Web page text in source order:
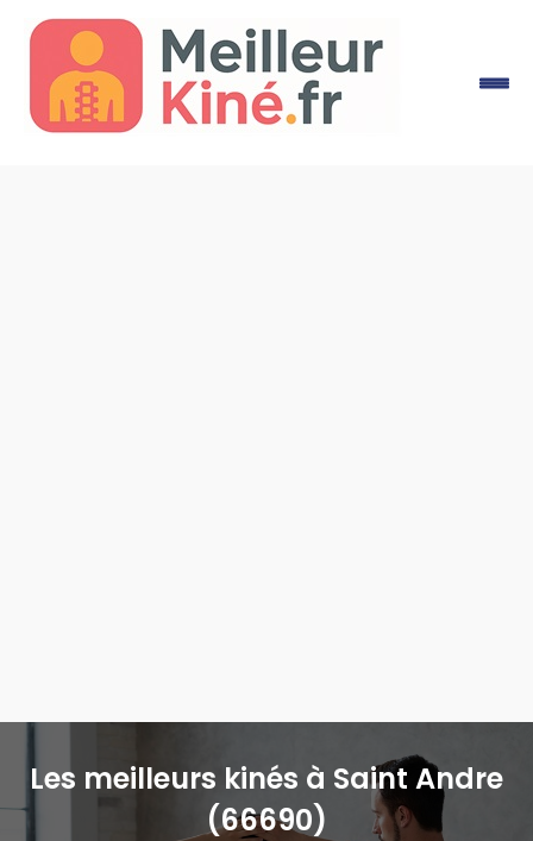
Les meilleurs kinés à Saint Andre
(66690)